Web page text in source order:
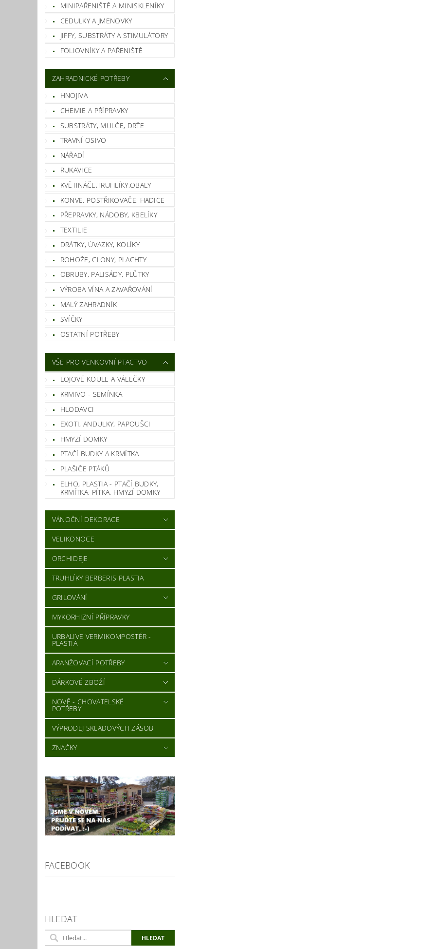
MINIPAŘENIŠTĚ A MINISKLENÍKY
CEDULKY A JMENOVKY
JIFFY, SUBSTRÁTY A STIMULÁTORY
FOLIOVNÍKY A PAŘENIŠTĚ
ZAHRADNICKÉ POTŘEBY
HNOJIVA
CHEMIE A PŘÍPRAVKY
SUBSTRÁTY, MULČE, DRŤE
TRAVNÍ OSIVO
NÁŘADÍ
RUKAVICE
KVĚTINÁČE,TRUHLÍKY,OBALY
KONVE, POSTŘIKOVAČE, HADICE
PŘEPRAVKY, NÁDOBY, KBELÍKY
TEXTILIE
DRÁTKY, ÚVAZKY, KOLÍKY
ROHOŽE, CLONY, PLACHTY
OBRUBY, PALISÁDY, PLŮTKY
VÝROBA VÍNA A ZAVAŘOVÁNÍ
MALÝ ZAHRADNÍK
SVÍČKY
OSTATNÍ POTŘEBY
VŠE PRO VENKOVNÍ PTACTVO
LOJOVÉ KOULE A VÁLEČKY
KRMIVO - SEMÍNKA
HLODAVCI
EXOTI, ANDULKY, PAPOUŠCI
HMYZÍ DOMKY
PTAČÍ BUDKY A KRMÍTKA
PLAŠIČE PTÁKŮ
ELHO, PLASTIA - PTAČÍ BUDKY,
KRMÍTKA, PÍTKA, HMYZÍ DOMKY
VÁNOČNÍ DEKORACE
VELIKONOCE
ORCHIDEJE
TRUHLÍKY BERBERIS PLASTIA
GRILOVÁNÍ
MYKORHIZNÍ PŘÍPRAVKY
URBALIVE VERMIKOMPOSTÉR -
PLASTIA
ARANŽOVACÍ POTŘEBY
DÁRKOVÉ ZBOŽÍ
NOVĚ - CHOVATELSKÉ
POTŘEBY
VÝPRODEJ SKLADOVÝCH ZÁSOB
ZNAČKY
FACEBOOK
HLEDAT